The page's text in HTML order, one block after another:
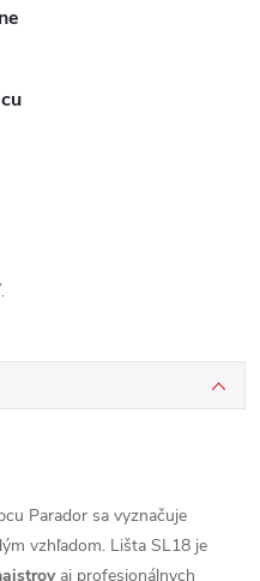
Parador sa vyznačuje
vzhľadom. Lišta SL18 je
aj profesionálnych